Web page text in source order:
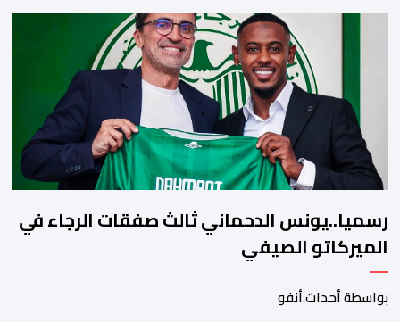
وأعادت تداولها حسابات على شبكات التواصل الاجتماعي. وكانت
السيدة المذكورة قد صرحت بمعطيات مضللة، واتهامات كيدية، تدعي
فيها بأن جهات رسمية هي من فتحت الحدود في […]
رسميا..يونس الدحماني ثالث صفقات الرجاء في
الميركاتو الصيفي
بواسطة أحداث.أنفو